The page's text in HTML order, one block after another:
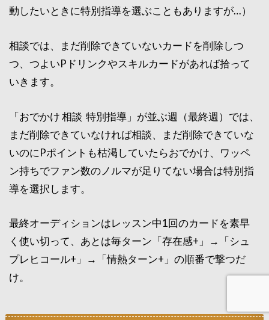
動したいときに特別指導を選ぶこともありますが…）
相談では、まだ削除できていないカードを削除しつ
つ、つよいPドリンクやスキルカードがあれば拾って
いきます。
「おでかけ 相談 特別指導」が並ぶ週（最終週）では、
まだ削除できていなければ相談、まだ削除できていな
いのにPポイントも枯渇していたらおでかけ、ワッペ
ン持ちでファン数のノルマが足りてない場合は特別指
導を選択します。
最終オーディションはレッスン中1回のカードを素早
く使い切って、あとは毎ターン「存在感+」→「シュ
プレヒコール+」→「情熱ターン+」の順番で撃つだ
け。